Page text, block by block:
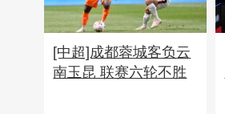
[中超]成都蓉城客负云
南玉昆 联赛六轮不胜